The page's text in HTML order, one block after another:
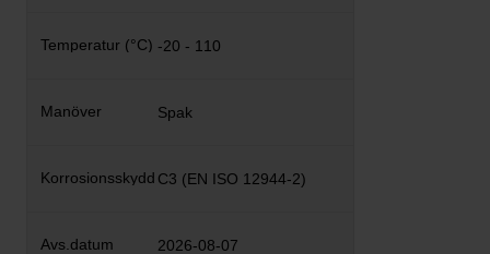
-20 - 110
Spak
C3 (EN ISO 12944-2)
2026-08-07